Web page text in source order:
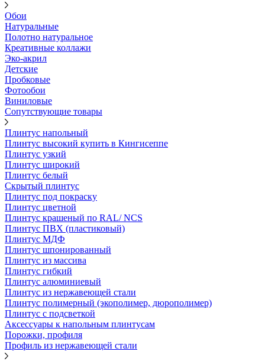
Обои
Натуральные
Полотно натуральное
Креативные коллажи
Эко-акрил
Детские
Пробковые
Фотообои
Виниловые
Сопутствующие товары
Плинтус напольный
Плинтус высокий купить в Кингисеппе
Плинтус узкий
Плинтус широкий
Плинтус белый
Скрытый плинтус
Плинтус под покраску
Плинтус цветной
Плинтус крашеный по RAL/ NCS
Плинтус ПВХ (пластиковый)
Плинтус МДФ
Плинтус шпонированный
Плинтус из массива
Плинтус гибкий
Плинтус алюминиевый
Плинтус из нержавеющей стали
Плинтус полимерный (экополимер, дюрополимер)
Плинтус с подсветкой
Аксессуары к напольным плинтусам
Порожки, профиля
Профиль из нержавеющей стали